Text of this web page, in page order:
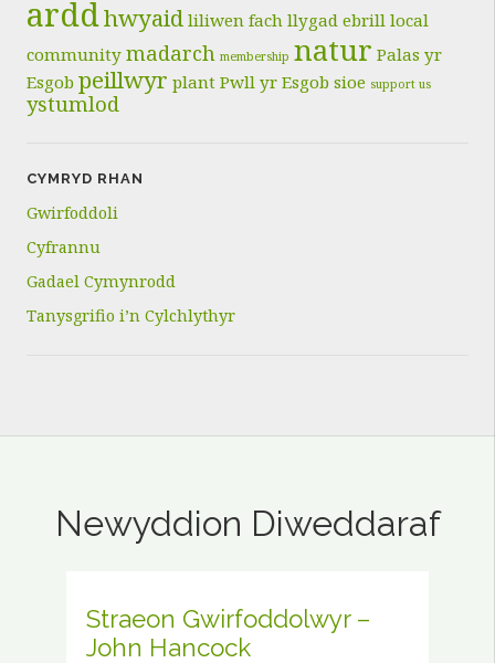
arddhwyaid liliwen fach llygad ebrill local
community madarch membership natur Palas yr
Esgob peillwyr plant Pwll yr Esgob sioe support us
ystumlod
CYMRYD RHAN
Gwirfoddoli
Cyfrannu
Gadael Cymynrodd
Tanysgrifio i’n Cylchlythyr
Newyddion Diweddaraf
Straeon Gwirfoddolwyr –
John Hancock